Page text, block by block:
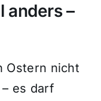
anders –
Ostern nicht
es darf